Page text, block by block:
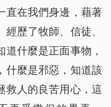
直在我們身邊，藉著
歷了牧師、信徒、
什麼是正面事物，
什麼是邪惡，知道該
救人的良苦用心，這